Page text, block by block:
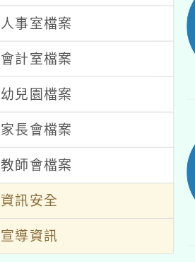
人事室檔案
會計室檔案
幼兒園檔案
家長會檔案
教師會檔案
資訊安全
宣導資訊